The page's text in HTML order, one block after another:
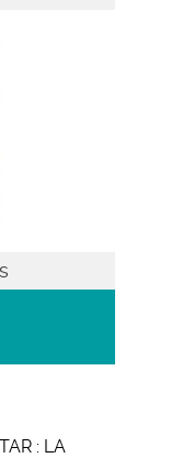
: LA